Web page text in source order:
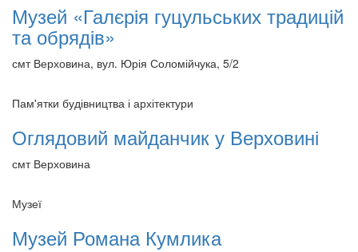
Музей «Галєрія гуцульських традицій
та обрядів»
смт Верховина, вул. Юрія Соломійчука, 5/2
Пам'ятки будівництва і архітектури
Оглядовий майданчик у Верховині
смт Верховина
Музеї
Музей Романа Кумлика